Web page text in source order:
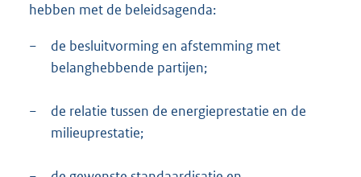
hebben met de beleidsagenda:
−
de besluitvorming en afstemming met
belanghebbende partijen;
−
de relatie tussen de energieprestatie en de
milieuprestatie;